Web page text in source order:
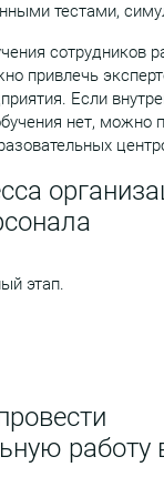
тестами,
сотрудников
привлечь
Если
нет, можно
этап.
работу